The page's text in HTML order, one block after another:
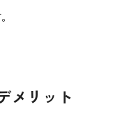
メリット